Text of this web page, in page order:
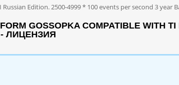
Edition. 2500-4999 * 100 events per second 3 year
GOSSOPKA COMPATIBLE WITH
- ЛИЦЕНЗИЯ